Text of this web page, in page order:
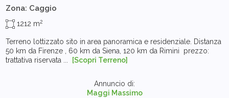
Zona: Caggio
1212 m2
Terreno lottizzato sito in area panoramica e residenziale. Distanza
50 km da Firenze , 60 km da Siena, 120 km da Rimini prezzo:
trattativa riservata ...
[Scopri Terreno]
Annuncio di:
Maggi Massimo